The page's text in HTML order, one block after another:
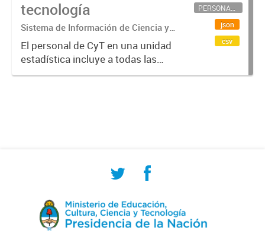
tecnología
Sistema de Información de Ciencia y
Tecnología Argentino (SICYTAR)
El personal de CyT en una unidad
estadística incluye a todas las
personas involucradas
PERSONAL CIENTÍFICO-TECNOLÓGICO
json
csv